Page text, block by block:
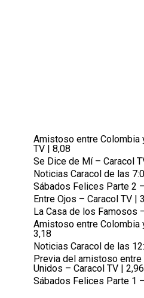
Amistoso entre Colombia
TV | 8,08
Se Dice de Mí – Caracol
Noticias Caracol de las
Sábados Felices Parte 2
Entre Ojos – Caracol TV |
La Casa de los Famosos
Amistoso entre Colombia
3,18
Noticias Caracol de las
Previa del amistoso
Unidos – Caracol TV | 2,96
Sábados Felices Parte 1